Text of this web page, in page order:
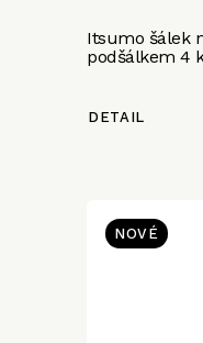
Itsumo šálek
podšálkem 4
DETAIL
NOVÉ